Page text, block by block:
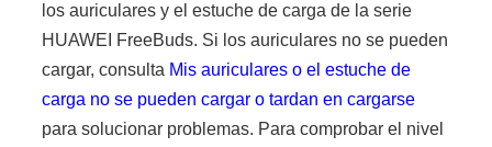
los auriculares y el estuche de carga de la serie
HUAWEI FreeBuds. Si los auriculares no se pueden
cargar, consulta Mis auriculares o el estuche de
carga no se pueden cargar o tardan en cargarse
para solucionar problemas. Para comprobar el nivel